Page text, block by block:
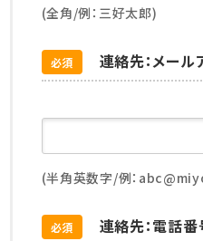
(全角/例：三好太郎)
連絡先：メール
必須
(半角英数字/例：
連絡先：電話番
必須